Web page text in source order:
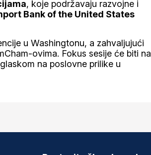
, koje podržavaju razvojne i
Bank of the United States
u Washingtonu, a zahvaljujući
ovima. Fokus sesije će biti na
na poslovne prilike u